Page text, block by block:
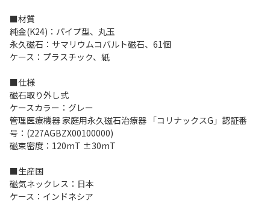
■材質
純金(K24)：パイプ型、丸玉
永久磁石：サマリウムコバルト磁石、61個
ケース：プラスチック、紙
■仕様
磁石取り外し式
ケースカラー：グレー
管理医療機器 家庭用永久磁石治療器 「コリナックスG」認証番
号：(227AGBZX00100000)
磁束密度：120mT ±30mT
■生産国
磁気ネックレス：日本
ケース：インドネシア